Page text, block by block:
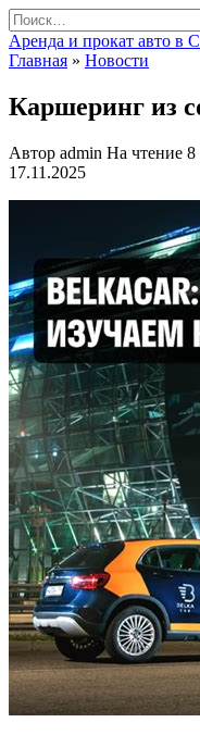
Перейти
к
содержанию
Search
for:
Аренда и прокат авто в
Главная » Новости
Каршеринг из
Автор admin На чтение 8
17.11.2025